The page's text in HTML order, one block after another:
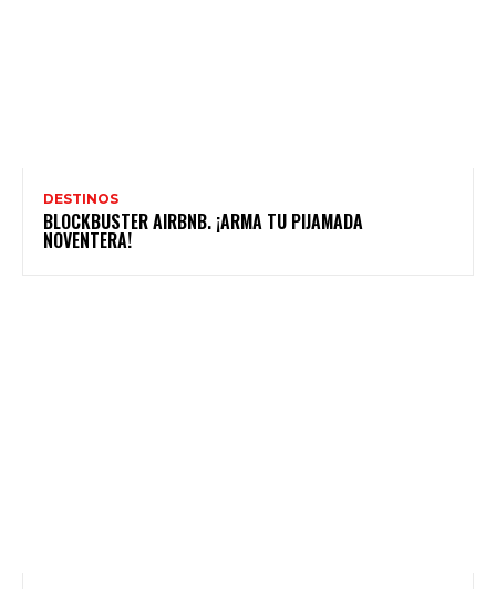
DESTINOS
BLOCKBUSTER AIRBNB. ¡ARMA TU PIJAMADA
NOVENTERA!